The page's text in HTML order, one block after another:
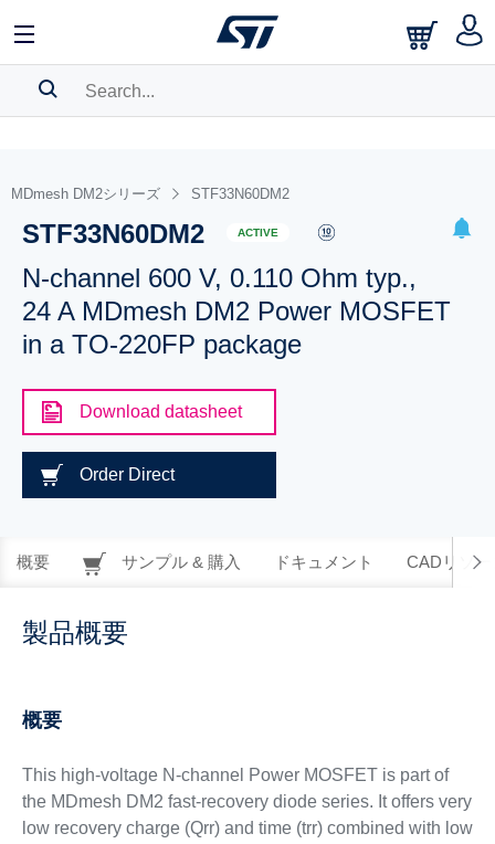
BOOKMARK
Pleaselog into show your saved searches.
MDmesh DM2シリーズ STF33N60DM2
STF33N60DM2 ACTIVE
N-channel 600 V, 0.110 Ohm typ.,
24 A MDmesh DM2 Power MOSFET
in a TO-220FP package
Download datasheet
Order Direct
概要 サンプル & 購入 ドキュメント CADリソー
製品概要
概要
This high-voltage N-channel Power MOSFET is part of
the MDmesh DM2 fast‑recovery diode series. It offers very
low recovery charge (Qrr) and time (trr) combined with low